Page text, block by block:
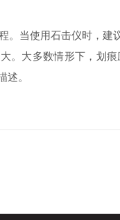
当使用石击仪时，建
大多数情形下，划
。